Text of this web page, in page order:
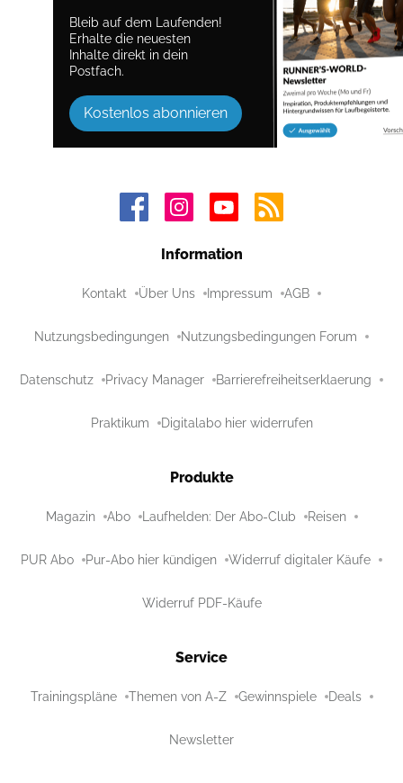
Bleib auf dem Laufenden!
Erhalte die neuesten
Inhalte direkt in dein
Postfach.
Kostenlos abonnieren
Information
Kontakt Über Uns Impressum AGB
Nutzungsbedingungen Nutzungsbedingungen Forum
Datenschutz Privacy Manager Barrierefreiheitserklaerung
Praktikum Digitalabo hier widerrufen
Produkte
Magazin Abo Laufhelden: Der Abo-Club Reisen
PUR Abo Pur-Abo hier kündigen Widerruf digitaler Käufe
Widerruf PDF-Käufe
Service
Trainingspläne Themen von A-Z Gewinnspiele Deals
Newsletter